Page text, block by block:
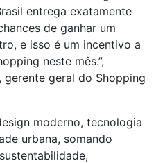
entrega exatamente
de ganhar um
e isso é um incentivo a
neste mês.”,
gerente geral do Shopping
moderno, tecnologia
urbana, somando